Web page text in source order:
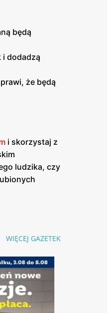
będą
i dodadzą
że będą
i skorzystaj z
ludzika, czy